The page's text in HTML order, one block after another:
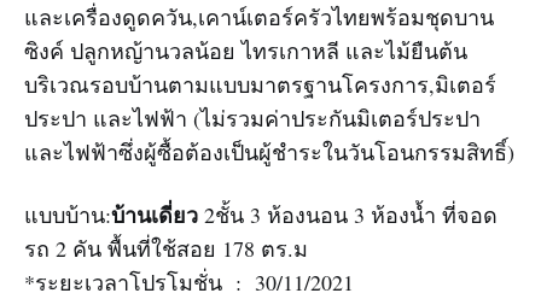
และเครื่องดูดควัน,เคาน์เตอร์ครัวไทยพร้อมชุดบาน
ซิงค์ ปลูกหญ้านวลน้อย ไทรเกาหลี และไม้ยืนต้น
บริเวณรอบบ้านตามแบบมาตรฐานโครงการ,มิเตอร์
ประปา และไฟฟ้า (ไม่รวมค่าประกันมิเตอร์ประปา
และไฟฟ้าซึ่งผู้ซื้อต้องเป็นผู้ชำระในวันโอนกรรมสิทธิ์)
แบบบ้าน:บ้านเดี่ยว 2ชั้น 3 ห้องนอน 3 ห้องน้ำ ที่จอด
รถ 2 คัน พื้นที่ใช้สอย 178 ตร.ม
*ระยะเวลาโปรโมชั่น : 30/11/2021